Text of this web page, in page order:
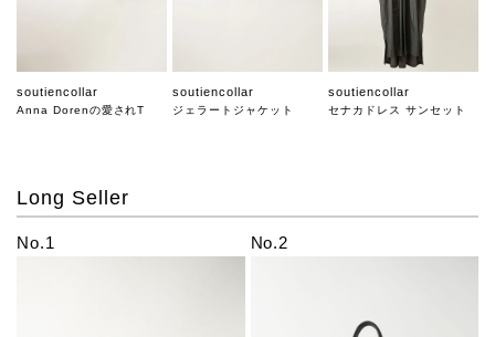
soutiencollar
Anna Dorenの愛されT
soutiencollar
ジェラートジャケット
soutiencollar
セナカドレス サンセット
Long Seller
No.1 No.2